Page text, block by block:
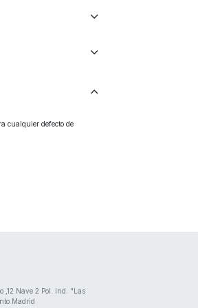
cualquier defecto de
,12 Nave 2 ​Pol. Ind. "Las
Madrid